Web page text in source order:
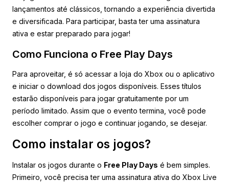
lançamentos até clássicos, tornando a experiência divertida
e diversificada. Para participar, basta ter uma assinatura
ativa e estar preparado para jogar!
Como Funciona o Free Play Days
Para aproveitar, é só acessar a loja do Xbox ou o aplicativo
e iniciar o download dos jogos disponíveis. Esses títulos
estarão disponíveis para jogar gratuitamente por um
período limitado. Assim que o evento termina, você pode
escolher comprar o jogo e continuar jogando, se desejar.
Como instalar os jogos?
Instalar os jogos durante o Free Play Days é bem simples.
Primeiro, você precisa ter uma assinatura ativa do Xbox Live